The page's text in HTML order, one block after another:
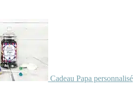
Cadeau Papa personnalisé